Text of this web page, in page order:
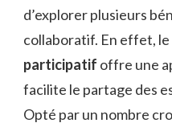
d’explorer plusieurs
collaboratif. En effet, le
participatif offre une
facilite le partage des
Opté par un nombre